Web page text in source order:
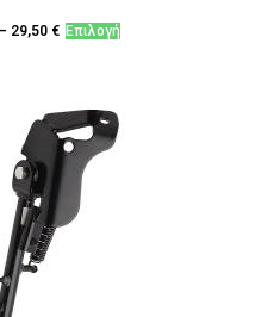
– 29,50 € ΕπιλογήΑυτό